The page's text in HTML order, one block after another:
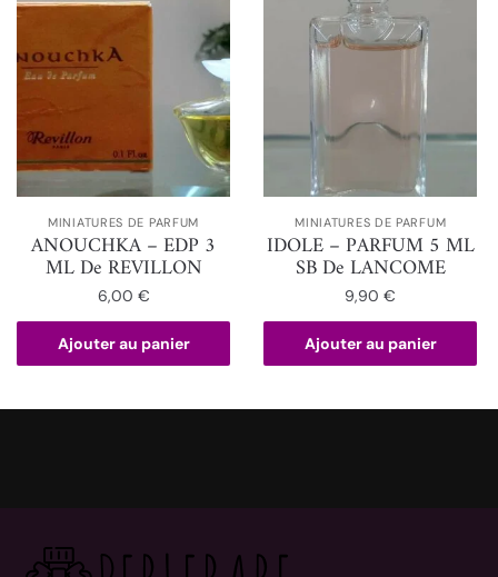
MINIATURES DE PARFUM
ANOUCHKA – EDP 3
ML De REVILLON
6,00 €
Ajouter au panier
MINIATURES DE PARFUM
IDOLE – PARFUM 5 ML
SB De LANCOME
9,90€
Ajouter au panier